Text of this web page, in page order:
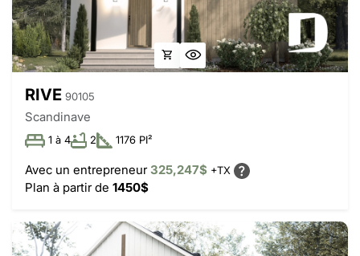
RIVE 90105
Scandinave
1 à 4 2 1176 PI²
Avec un entrepreneur325,247$ +TX
Plan à partir de 1450$